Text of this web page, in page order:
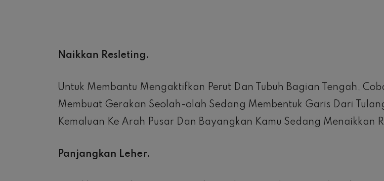
Naikkan Resleting.
Untuk Membantu Mengaktifkan Perut Dan Tubuh Bagian Tengah,
Membuat Gerakan Seolah-olah Sedang Membentuk Garis Dari
Kemaluan Ke Arah Pusar Dan Bayangkan Kamu Sedang Menaikkan
Panjangkan Leher.